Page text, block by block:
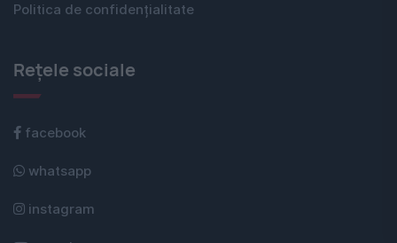
Politica de confidențialitate
Rețele sociale
facebook
whatsapp
instagram